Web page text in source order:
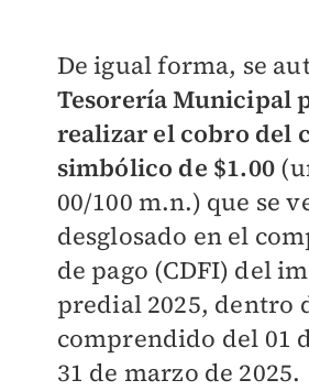
De igual forma, se
Tesorería Municipal
realizar el cobro del
simbólico de $1.00
00/100 m.n.) que se
desglosado en el
de pago (CDFI) del
predial 2025, dentro
comprendido del 01
31 de marzo de 2025.